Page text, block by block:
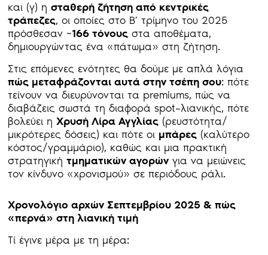
και (γ) ησταθερή ζήτηση από κεντρικές
τράπεζες, οι οποίες στο Β’ τρίμηνο του 2025
πρόσθεσαν ~166 τόνους στα αποθέματα,
δημιουργώντας ένα «πάτωμα» στη ζήτηση.
Στις επόμενες ενότητες θα δούμε με απλά λόγια
πώς μεταφράζονται αυτά στην τσέπη σου: πότε
τείνουν να διευρύνονται τα premiums, πώς να
διαβάζεις σωστά τη διαφορά spot–λιανικής, πότε
βολεύει ηΧρυσή Λίρα Αγγλίας (ρευστότητα/
μικρότερες δόσεις) και πότε οι μπάρες (καλύτερο
κόστος/γραμμάριο), καθώς και μια πρακτική
στρατηγικήτμηματικών αγορών για να μειώνεις
τον κίνδυνο «χρονισμού» σε περιόδους ράλι.
Χρονολόγιο αρχών Σεπτεμβρίου 2025 & πώς
«περνά» στη λιανική τιμή
Τί έγινε μέρα με τη μέρα: